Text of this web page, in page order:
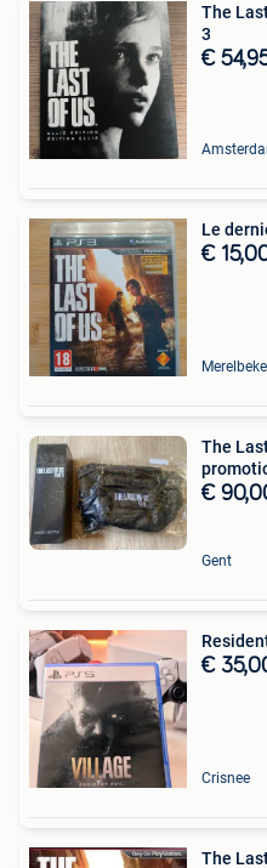
The
3
€
Le
€
The
€
Gent
€
Crisnee
The